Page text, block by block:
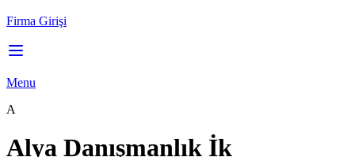
Firma Girişi
Menu
A
Alya Danışmanlık İk